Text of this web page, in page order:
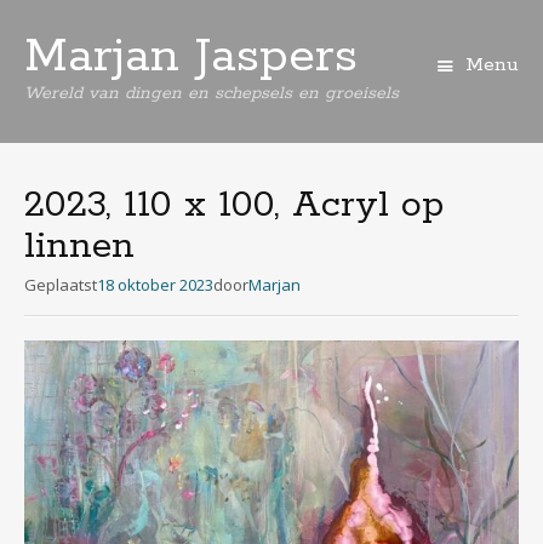
Marjan Jaspers
Wereld van dingen en schepsels en groeisels
Menu
inhoud
2023, 110 x 100, Acryl op
linnen
Geplaatst18 oktober 2023doorMarjan